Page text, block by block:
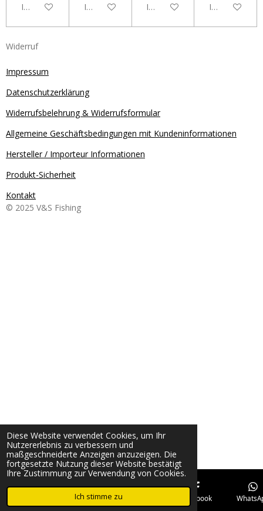
Diese Website verwendet Cookies, um Ihr
Nutzererlebnis zu verbessern und
maßgeschneiderte Anzeigen anzuzeigen. Die
fortgesetzte Nutzung dieser Website bestätigt
Ihre Zustimmung zur Verwendung von Cookies.
Ich stimme zu
In den WarenkorbIn den WarenkorbIn den WarenkorbIn den
Widerruf
Impressum
Datenschutzerklärung
Widerrufsbelehrung & Widerrufsformular
Allgemeine Geschäftsbedingungen mit Kundeninformationen
Hersteller / Importeur Informationen
Produkt-Sicherheit
Kontakt
© 2025 V&S Fishing
Telefon Facebook